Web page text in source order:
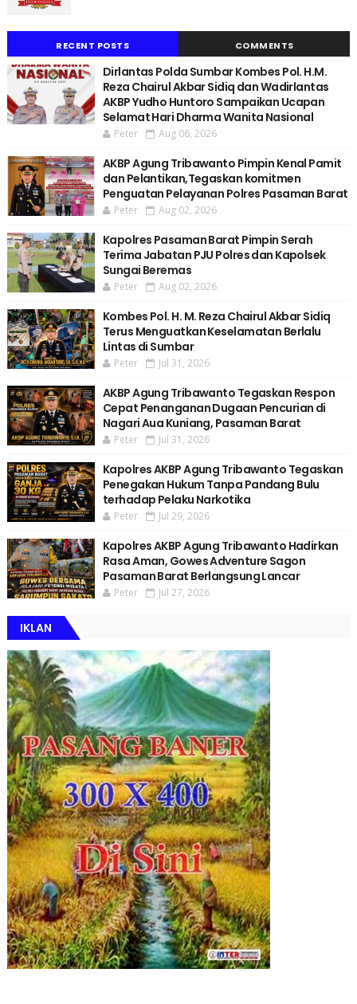
RECENT POSTS COMMENTS
Dirlantas Polda Sumbar Kombes Pol. H.M.
Reza Chairul Akbar Sidiq dan Wadirlantas
AKBP Yudho Huntoro Sampaikan Ucapan
Selamat Hari Dharma Wanita Nasional
Peter Aug 06, 2026
AKBP Agung Tribawanto Pimpin Kenal Pamit
dan Pelantikan,Tegaskan komitmen
Penguatan Pelayanan Polres Pasaman Barat
Peter Aug 02, 2026
Kapolres Pasaman Barat Pimpin Serah
Terima Jabatan PJU Polres dan Kapolsek
Sungai Beremas
Peter Aug 02, 2026
Kombes Pol. H. M. Reza Chairul Akbar Sidiq
Terus Menguatkan Keselamatan Berlalu
Lintas di Sumbar
Peter Jul 31, 2026
AKBP Agung Tribawanto Tegaskan Respon
Cepat Penanganan Dugaan Pencurian di
Nagari Aua Kuniang, Pasaman Barat
Peter Jul 31, 2026
Kapolres AKBP Agung Tribawanto Tegaskan
Penegakan Hukum Tanpa Pandang Bulu
terhadap Pelaku Narkotika
Peter Jul 29, 2026
Kapolres AKBP Agung Tribawanto Hadirkan
Rasa Aman, Gowes Adventure Sagon
Pasaman Barat Berlangsung Lancar
Peter Jul 27, 2026
IKLAN